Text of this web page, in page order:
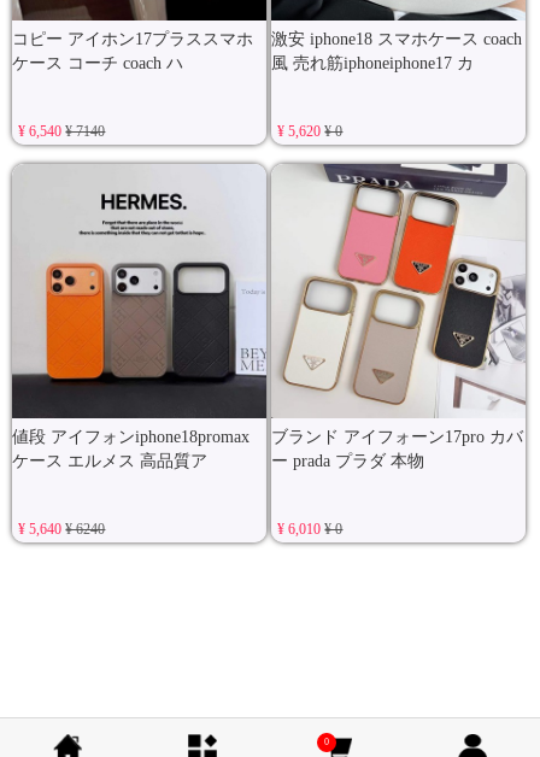
コピー アイホン17プラススマホ
ケース コーチ coach ハ
¥ 6,540¥ 7140
激安 iphone18 スマホケース coach
風 売れ筋iphoneiphone17 カ
¥ 5,620¥ 0
値段 アイフォンiphone18promax
ケース エルメス 高品質ア
¥ 5,640¥ 6240
ブランド アイフォーン17pro カバ
ー prada プラダ 本物
¥ 6,010¥ 0
0